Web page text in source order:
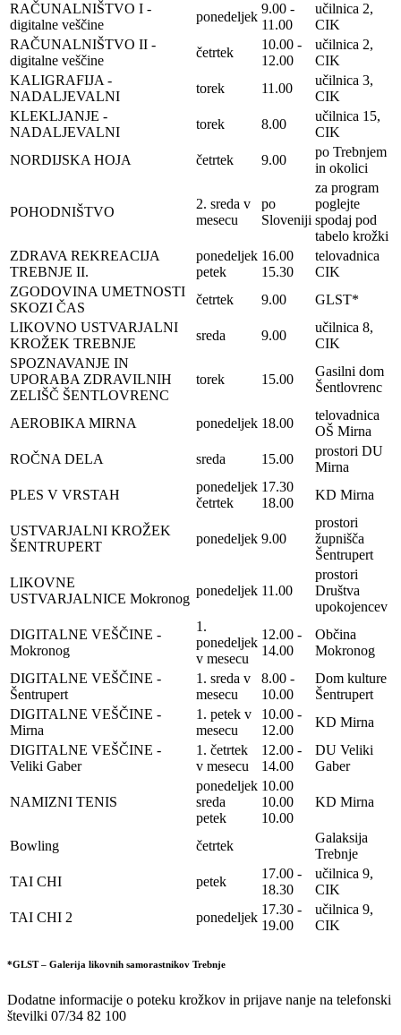
RAČUNALNIŠTVO I -
digitalne veščine
ponedeljek
9.00 -
11.00
učilnica 2,
CIK
RAČUNALNIŠTVO II -
digitalne veščine
četrtek
10.00 -
12.00
učilnica 2,
CIK
KALIGRAFIJA -
NADALJEVALNI
torek 11.00
učilnica 3,
CIK
KLEKLJANJE -
NADALJEVALNI
torek 8.00
učilnica 15,
CIK
NORDIJSKA HOJA
četrtek 9.00
po Trebnjem
in okolici
POHODNIŠTVO
2. sreda v
mesecu
po
Sloveniji
za program
poglejte
spodaj pod
tabelo krožki
ZDRAVA REKREACIJA
TREBNJE II.
ponedeljek
petek
16.00
15.30
telovadnica
CIK
ZGODOVINA UMETNOSTI
SKOZI ČAS
četrtek 9.00
GLST*
LIKOVNO USTVARJALNI
KROŽEK TREBNJE
sreda 9.00
učilnica 8,
CIK
SPOZNAVANJE IN
UPORABA ZDRAVILNIH
ZELIŠČ ŠENTLOVRENC
torek 15.00
Gasilni dom
Šentlovrenc
AEROBIKA MIRNA ponedeljek 18.00
telovadnica
OŠ Mirna
ROČNA DELA
sreda 15.00
prostori DU
Mirna
PLES V VRSTAH
ponedeljek
četrtek
17.30
18.00
KD Mirna
USTVARJALNI KROŽEK
ŠENTRUPERT
ponedeljek 9.00
prostori
župnišča
Šentrupert
LIKOVNE
USTVARJALNICE Mokronog
ponedeljek 11.00
prostori
Društva
upokojencev
DIGITALNE VEŠČINE -
Mokronog
1.
ponedeljek
v mesecu
12.00 -
14.00
Občina
Mokronog
DIGITALNE VEŠČINE -
Šentrupert
1. sreda v
mesecu
8.00 -
10.00
Dom kulture
Šentrupert
DIGITALNE VEŠČINE -
Mirna
1. petek v
mesecu
10.00 -
12.00
KD Mirna
DIGITALNE VEŠČINE -
Veliki Gaber
1. četrtek
v mesecu
12.00 -
14.00
DU Veliki
Gaber
NAMIZNI TENIS
ponedeljek
sreda
petek
10.00
10.00
10.00
KD Mirna
Bowling četrtek
Galaksija
Trebnje
TAI CHI
petek
17.00 -
18.30
učilnica 9,
CIK
TAI CHI 2
ponedeljek
17.30 -
19.00
učilnica 9,
CIK
*GLST – Galerija likovnih samorastnikov Trebnje
Dodatne informacije o poteku krožkov in prijave nanje na telefonski
številki 07/34 82 100